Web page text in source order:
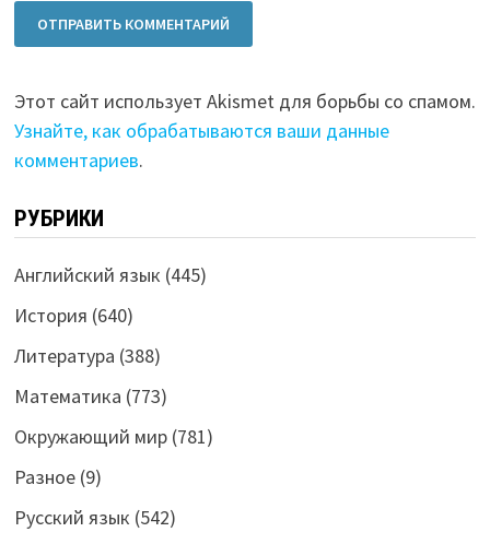
Этот сайт использует Akismet для борьбы со спамом.
Узнайте, как обрабатываются ваши данные
комментариев.
РУБРИКИ
Английский язык (445)
История (640)
Литература (388)
Математика (773)
Окружающий мир(781)
Разное(9)
Русский язык (542)